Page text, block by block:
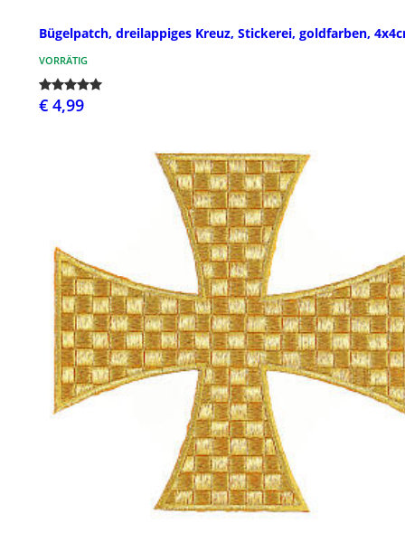
Bügelpatch, dreilappiges Kreuz, Stickerei, goldfarben,
VORRÄTIG
€ 4,99